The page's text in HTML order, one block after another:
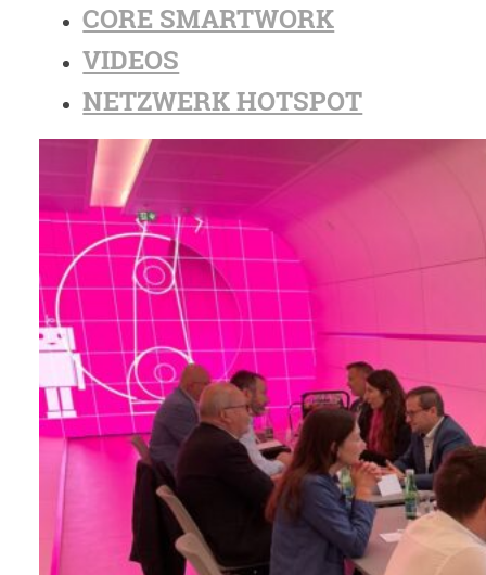
CORE SMARTWORK
VIDEOS
NETZWERK HOTSPOT